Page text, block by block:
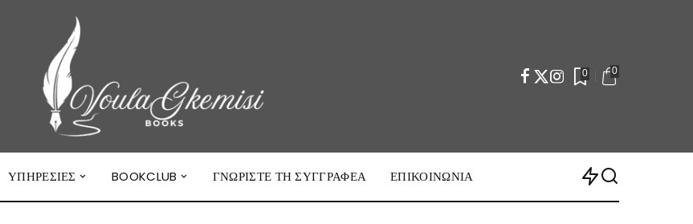
0 0
ΥΠΗΡΕΣΊΕΣ BOOKCLUB ΓΝΩΡΙΣΤΕ ΤΗ ΣΥΓΓΡΑΦΕΑ ΕΠΙΚΟΙΝΩΝΙΑ